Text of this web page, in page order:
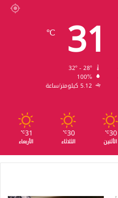
31
℃
100%
5.12 كيلومتر/ساعة
30
℃
الأثنين
30
℃
الثلاثاء
31
℃
الأربعاء